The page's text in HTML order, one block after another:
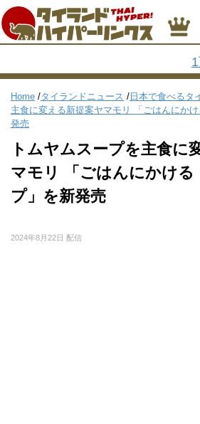
Home /タイランドニュース / 日本で食べるタ
主食に変える新提案ヤマモリ 「ごはんにか
発売
トムヤムスープを主食に
マモリ 「ごはんにかける
プ」を新発売
2024年8月22日 配信